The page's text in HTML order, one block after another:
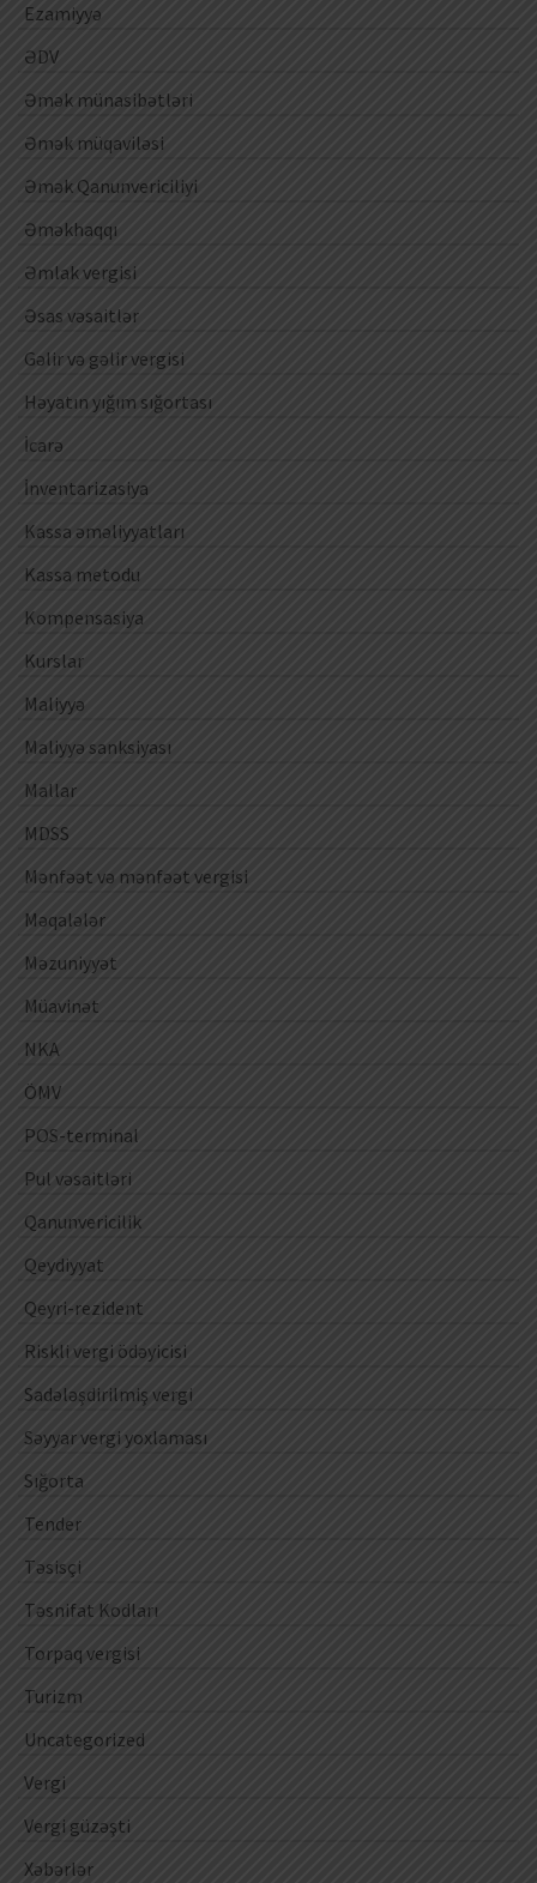
Ezamiyyə
ƏDV
Əmək münasibətləri
Əmək müqaviləsi
Əmək Qanunvericiliyi
Əməkhaqqı
Əmlak vergisi
Əsas vəsaitlər
Gəlir və gəlir vergisi
Həyatın yığım sığortası
İcarə
İnventarizasiya
Kassa əməliyyatları
Kassa metodu
Kompensasiya
Kurslar
Maliyyə
Maliyyə sanksiyası
Mallar
MDSS
Mənfəət və mənfəət vergisi
Məqalələr
Məzuniyyət
Müavinət
NKA
ÖMV
POS-terminal
Pul vəsaitləri
Qanunvericilik
Qeydiyyat
Qeyri-rezident
Riskli vergi ödəyicisi
Sadələşdirilmiş vergi
Səyyar vergi yoxlaması
Sığorta
Tender
Təsisçi
Təsnifat Kodları
Torpaq vergisi
Turizm
Uncategorized
Vergi
Vergi güzəşti
Xəbərlər